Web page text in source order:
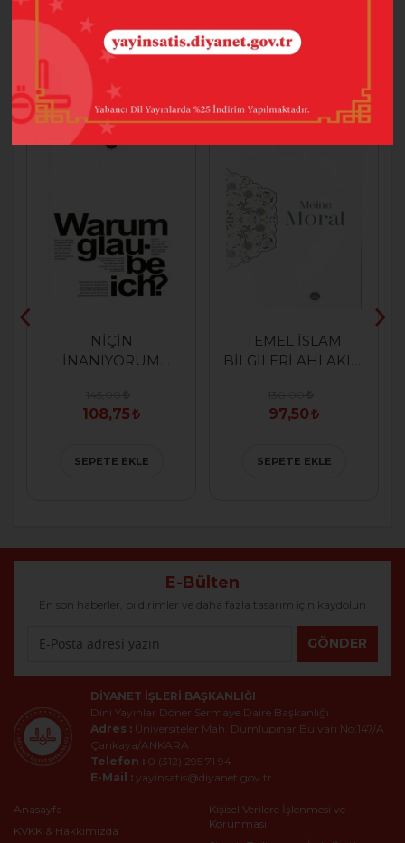
BUNLARI DA BEĞENEBILIRSINIZ
NİÇİN
İNANIYORUM
108,75
%25
SEPETE EKLE
TEMEL İSLAM
BİLGİLERİ AHLAKIM
97,50
%25
SEPETE EKLE
E-Bülten
En son haberler, bildirimler ve daha fazla tasarım için kaydolun
GÖNDER
DIYANET İŞLERI BAŞKANLIĞI
Dini Yayınlar Döner Sermaye Daire Başkanlığı
Adres : Üniversiteler Mah. Dumlupınar Bulvarı No:147/A
Çankaya/ANKARA
Telefon : 0 (312) 295 71 94
E-Mail : yayinsatis@diyanet.gov.tr
Anasayfa
KVKK & Hakkımızda
Kişisel Verilere İşlenmesi ve
Korunması